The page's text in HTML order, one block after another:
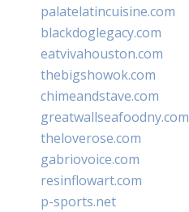
palatelatincuisine.com
blackdoglegacy.com
eatvivahouston.com
thebigshowok.com
chimeandstave.com
greatwallseafoodny.com
theloverose.com
gabriovoice.com
resinflowart.com
p-sports.net